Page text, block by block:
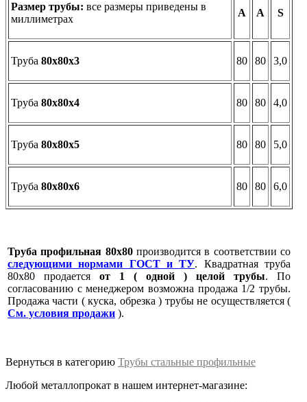
Размер трубы: все размеры приведены в
миллиметрах
А А S
Труба 80х80х3 80 80 3,0
Труба 80х80х4 80 80 4,0
Труба 80х80х5 80 80 5,0
Труба 80х80х6 80 80 6,0
Труба профильная 80х80 производится в соответствии со
следующими нормами ГОСТ и ТУ. Квадратная труба
80х80 продается от 1 ( одной ) целой трубы. По
согласованию с менеджером возможна продажа 1/2 трубы.
Продажа части ( куска, обрезка ) трубы не осуществляется (
См. условия продажи ).
Вернуться в категорию Трубы стальные профильные
Любой металлопрокат в нашем интернет-магазине: